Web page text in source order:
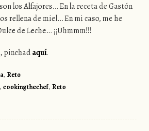
los Alfajores… En la receta de Gastón
rellena de miel… En mi caso, me he
de Leche… ¡¡Uhmmm!!!
pinchadaquí.
, Reto
cookingthechef, Reto